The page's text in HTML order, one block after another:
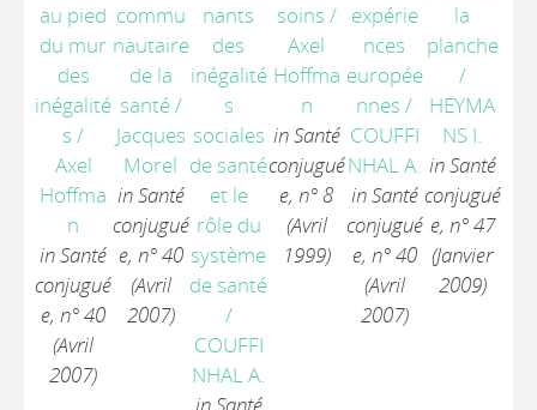
au pied
du mur
des
inégalité
s /
Axel
Hoffma
n
in Santé
conjugué
e, n° 40
(Avril
2007)
commu
nautaire
de la
santé/
Jacques
Morel
in Santé
conjugué
e, n° 40
(Avril
2007)
nants
des
inégalité
s
sociales
de santé
et le
rôle du
système
de santé
/
COUFFI
NHAL A.
soins /
Axel
Hoffma
n
in Santé
conjugué
e, n° 8
(Avril
1999)
expérie
nces
europée
nnes /
COUFFI
NHAL A.
in Santé
conjugué
e, n° 40
(Avril
2007)
la
planche
/
HEYMA
NS I.
in Santé
conjugué
e, n° 47
(Janvier
2009)